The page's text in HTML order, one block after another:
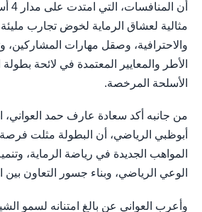
مثالية لعشاق الرماية لخوض تجارب مليئة
والاحترافية، وصقل مهارات
الأطر والمعايير المعتمدة في لائحة بطولة
الأسلحة المرخصة.
من جانبه أكد سعادة عارف حمد العواني،
أبوظبي الرياضي، أن البطولة مثلت
المواهب الجديدة في رياضة الرماية،
الوعي الرياضي، وبناء جسور التعاون بين
وأعرب العواني عن بالغ امتنانه لسمو